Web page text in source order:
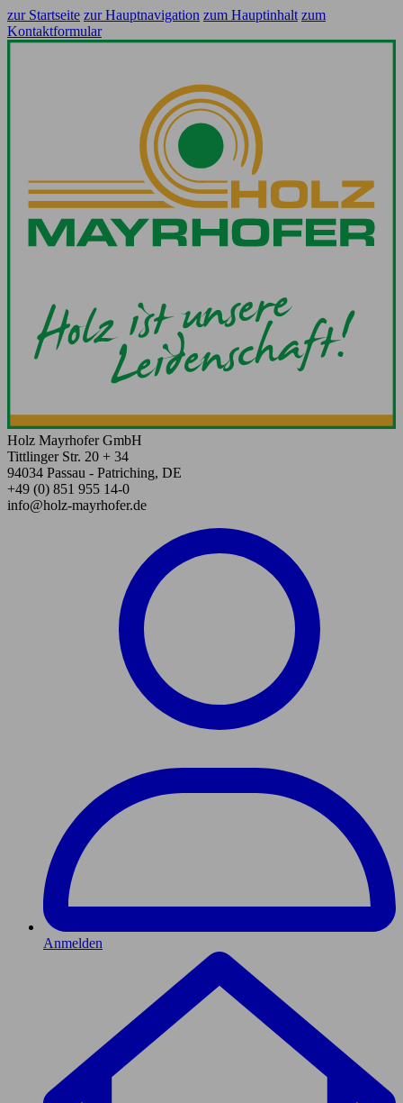
zur Startseite zur Hauptnavigation zum Hauptinhalt zum
Kontaktformular
Holz Mayrhofer GmbH
Tittlinger Str. 20 + 34
94034 Passau - Patriching, DE
+49 (0) 851 955 14-0
info@holz-mayrhofer.de
Anmelden